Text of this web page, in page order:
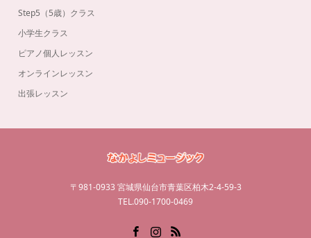
Step5（5歳）クラス
小学生クラス
ピアノ個人レッスン
オンラインレッスン
出張レッスン
〒981-0933 宮城県仙台市青葉区柏木2-4-59-3
TEL.090-1700-0469